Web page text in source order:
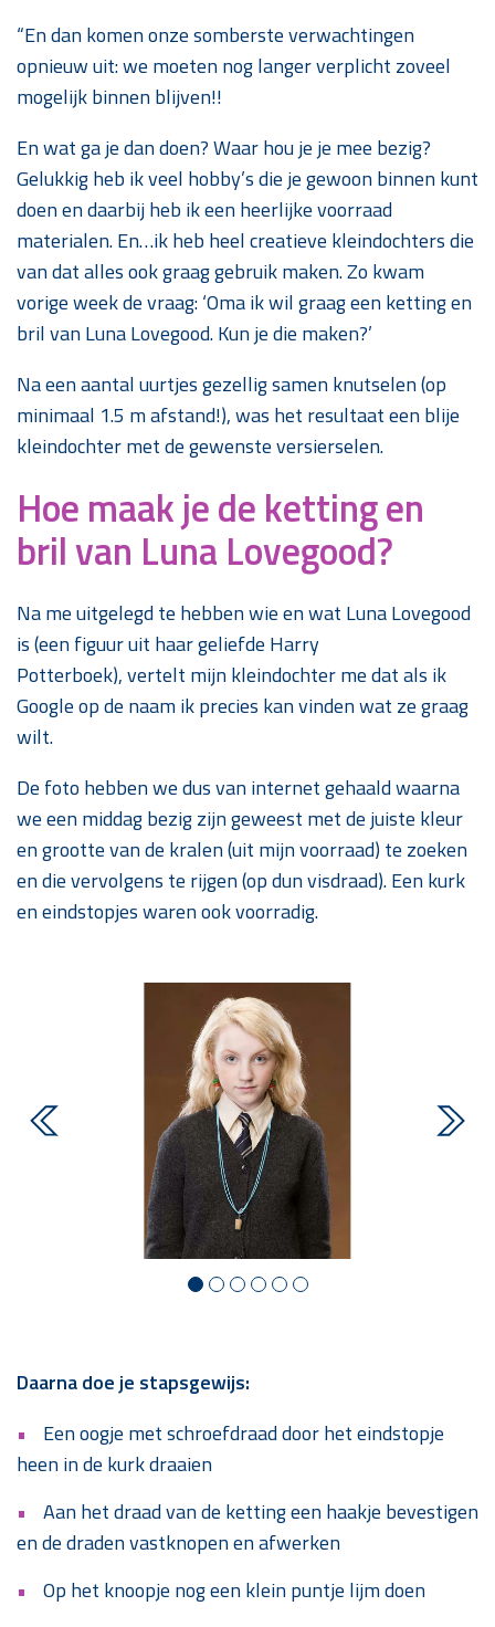
“En dan komen onze somberste verwachtingen
opnieuw uit: we moeten nog langer verplicht zoveel
mogelijk binnen blijven!!
En wat ga je dan doen? Waar hou je je mee bezig?
Gelukkig heb ik veel hobby’s die je gewoon binnen kunt
doen en daarbij heb ik een heerlijke voorraad
materialen. En…ik heb heel creatieve kleindochters die
van dat alles ook graag gebruik maken. Zo kwam
vorige week de vraag: ‘Oma ik wil graag een ketting en
bril van Luna Lovegood. Kun je die maken?’
Na een aantal uurtjes gezellig samen knutselen (op
minimaal 1.5 m afstand!), was het resultaat een blije
kleindochter met de gewenste versierselen.
Hoe maak je de ketting en
bril van Luna Lovegood?
Na me uitgelegd te hebben wie en wat Luna Lovegood
is (een figuur uit haar geliefde Harry
Potterboek), vertelt mijn kleindochter me dat als ik
Google op de naam ik precies kan vinden wat ze graag
wilt.
De foto hebben we dus van internet gehaald waarna
we een middag bezig zijn geweest met de juiste kleur
en grootte van de kralen (uit mijn voorraad) te zoeken
en die vervolgens te rijgen (op dun visdraad). Een kurk
en eindstopjes waren ook voorradig.
Daarna doe je stapsgewijs:
Een oogje met schroefdraad door het eindstopje
heen in de kurk draaien
Aan het draad van de ketting een haakje bevestigen
en de draden vastknopen en afwerken
Op het knoopje nog een klein puntje lijm doen